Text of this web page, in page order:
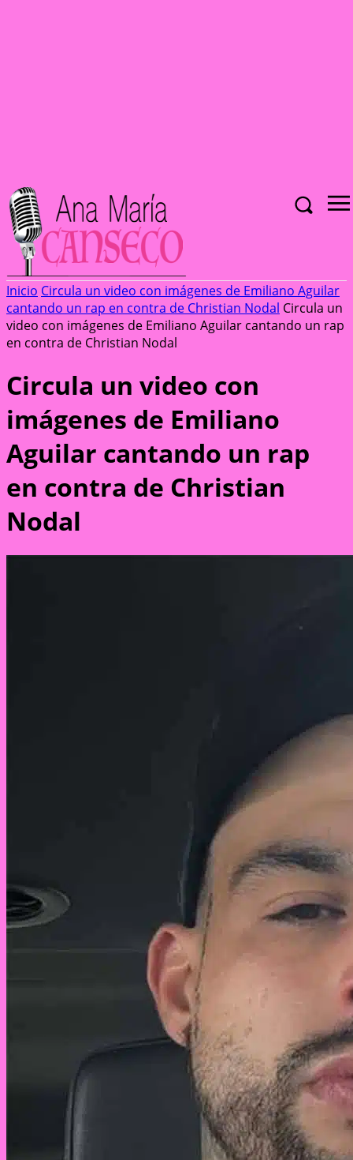
Inicio Circula un video con imágenes de Emiliano Aguilar
cantando un rap en contra de Christian Nodal Circula un
video con imágenes de Emiliano Aguilar cantando un rap
en contra de Christian Nodal
Circula un video con
imágenes de Emiliano
Aguilar cantando un rap
en contra de Christian
Nodal